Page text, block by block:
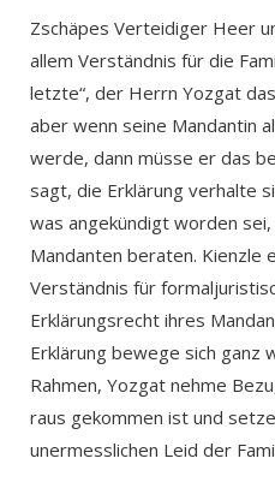
Zschäpes Verteidiger Heer
allem Verständnis für die
letzte“, der Herrn Yozgat
aber wenn seine Mandantin
werde, dann müsse er das
sagt, die Erklärung verhalte
was angekündigt worden sei,
Mandanten beraten. Kienzle
Verständnis für
Erklärungsrecht ihres
Erklärung bewege sich ganz
Rahmen, Yozgat nehme
raus gekommen ist und
unermesslichen Leid der